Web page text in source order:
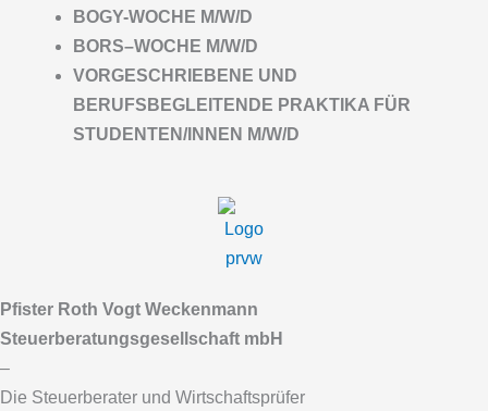
BOGY-WOCHE M/W/D
BORS–WOCHE M/W/D
VORGESCHRIEBENE UND
BERUFSBEGLEITENDE PRAKTIKA FÜR
STUDENTEN/INNEN M/W/D
Pfister Roth Vogt Weckenmann
Steuerberatungsgesellschaft mbH
–
Die Steuerberater und Wirtschaftsprüfer